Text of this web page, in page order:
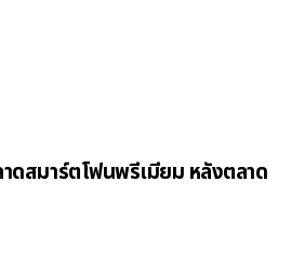
ดสมาร์ตโฟนพรีเมียม หลังตลาด